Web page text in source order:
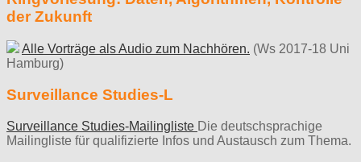
der Zukunft
Alle Vorträge als Audio zum Nachhören. (Ws 2017-18 Uni
Hamburg)
Surveillance Studies-L
Surveillance Studies-Mailingliste Die deutschsprachige
Mailingliste für qualifizierte Infos und Austausch zum Thema.